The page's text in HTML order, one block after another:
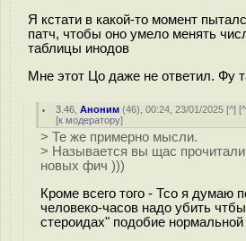
Я кстати в какой-то момент
патч, чтобы оно умело менять
таблицы инодов
Мне этот Цо даже не ответил. Фу
3.46 ,Аноним (46), 00:24, 23/01/2025 [^] [
[к модератору]
> Те же примерно мысли.
> Называется вы щас
новых фич )))
Кроме всего того - Тсо я думаю
человеко-часов надо убить
стероидах" подобие